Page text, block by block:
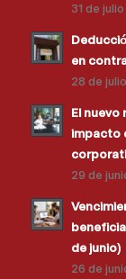
31 de
en
28 de
El nuevo
impacto
29 de
de junio)
26 de